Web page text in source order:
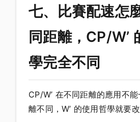
七、比賽配速怎
同距離，CP/W’
學完全不同
CP/W’ 在不同距離的應用不
離不同，W’ 的使用哲學就要改